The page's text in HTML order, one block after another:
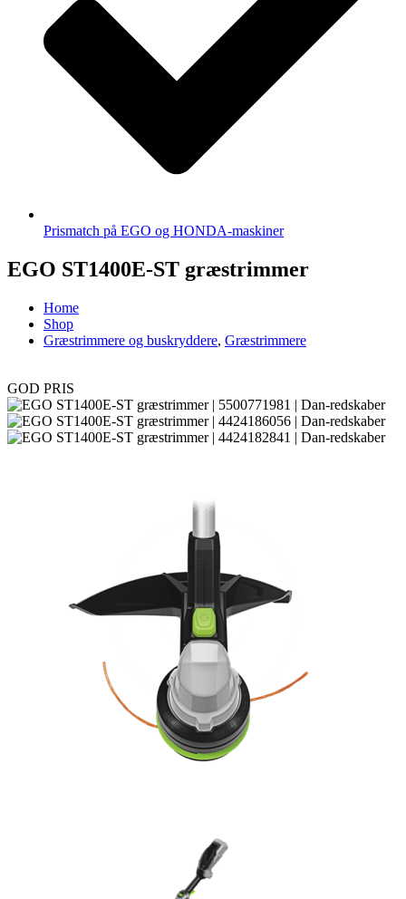
Prismatch på EGO og HONDA-maskiner
EGO ST1400E-ST græstrimmer
Home
Shop
Græstrimmere og buskryddere, Græstrimmere
GOD PRIS